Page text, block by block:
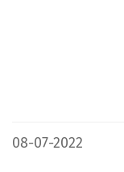
08-07-2022